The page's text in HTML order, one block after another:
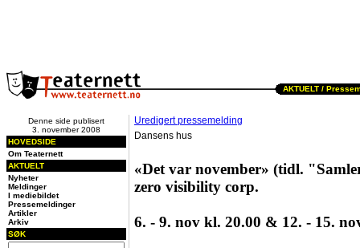
AKTUELT /
Denne side publisert
3. november 2008
HOVEDSIDE
Om Teaternett
AKTUELT
Nyheter
Meldinger
I mediebildet
Pressemeldinger
Artikler
Arkiv
SØK
Uredigert pressemelding
Dansens hus
«Det var november» (tidl.
zero visibility corp.
6. - 9. nov kl. 20.00 & 12. - 15.